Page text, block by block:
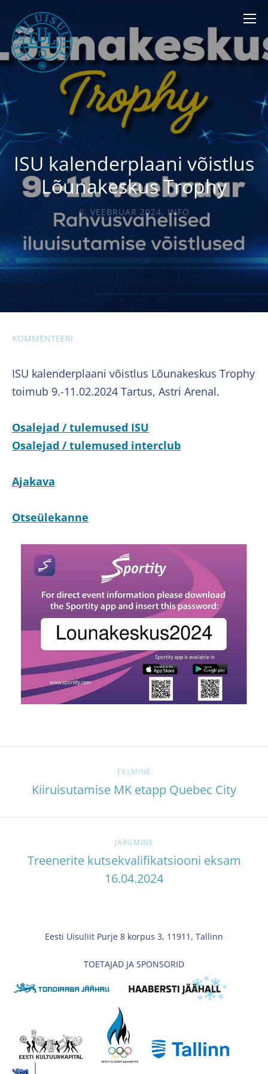
ISU kalenderplaani võistlus
Lõunakeskus Trophy
6. VEEBRUAR 2024, INFO
KOMMENTEERI
ISU kalenderplaani võistlus Lõunakeskus Trophy
toimub 9.-11.02.2024 Tartus, Astri Arenal.
Osalejad / tulemused ISU
Osalejad / tulemused interclub
Ajakava
Otseülekanne
EELMINE
Kiiruisutamise MK etapp Quebec City
JÄRGMINE
Treenerite kutsekvalifikatsiooni eksam
16.04.2024
Eesti Uisuliit Purje 8 korpus 3, 11911, Tallinn
TOETAJAD JA SPONSORID